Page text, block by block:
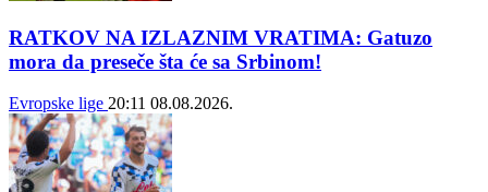
RATKOV NA IZLAZNIM VRATIMA: Gatuzo
mora da preseče šta će sa Srbinom!
Evropske lige 20:11 08.08.2026.